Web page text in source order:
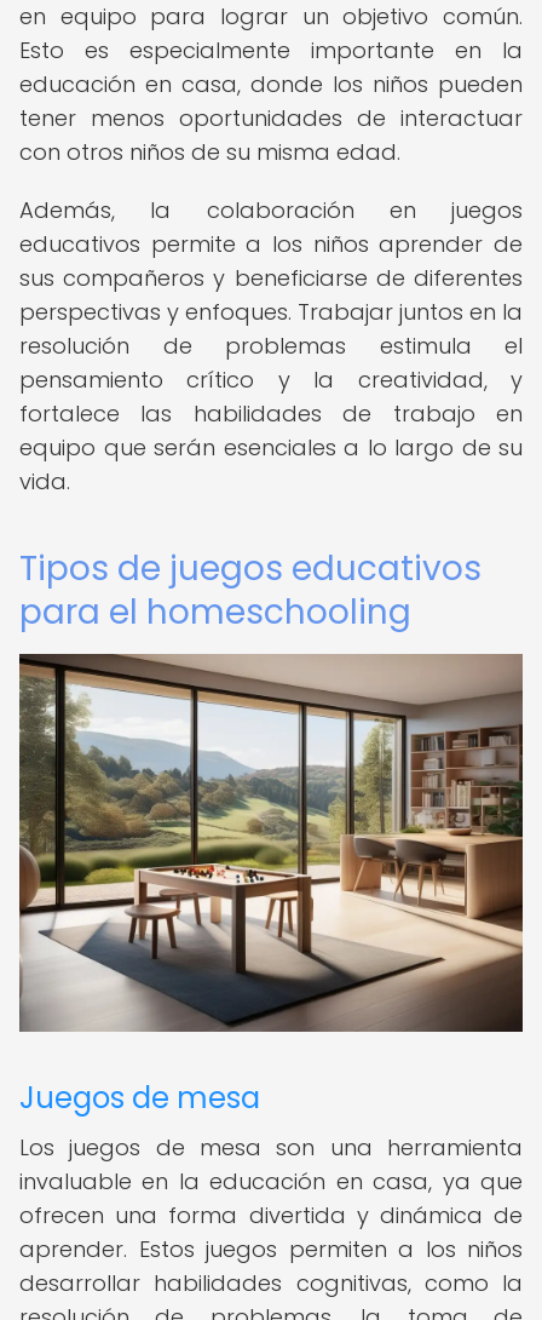
en equipo para lograr un objetivo común.
Esto es especialmente importante en la
educación en casa, donde los niños pueden
tener menos oportunidades de interactuar
con otros niños de su misma edad.
Además, la colaboración en juegos
educativos permite a los niños aprender de
sus compañeros y beneficiarse de diferentes
perspectivas y enfoques. Trabajar juntos en la
resolución de problemas estimula el
pensamiento crítico y la creatividad, y
fortalece las habilidades de trabajo en
equipo que serán esenciales a lo largo de su
vida.
Tipos de juegos educativos
para el homeschooling
Juegos de mesa
Los juegos de mesa son una herramienta
invaluable en la educación en casa, ya que
ofrecen una forma divertida y dinámica de
aprender. Estos juegos permiten a los niños
desarrollar habilidades cognitivas, como la